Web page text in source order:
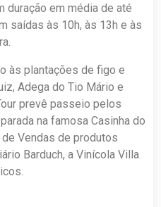
duração em média de até
saídas às 10h, às 13h e às
às plantações de figo e
Adega do Tio Mário e
prevê passeio pelos
na famosa Casinha do
Vendas de produtos
Barduch, a Vinícola Villa